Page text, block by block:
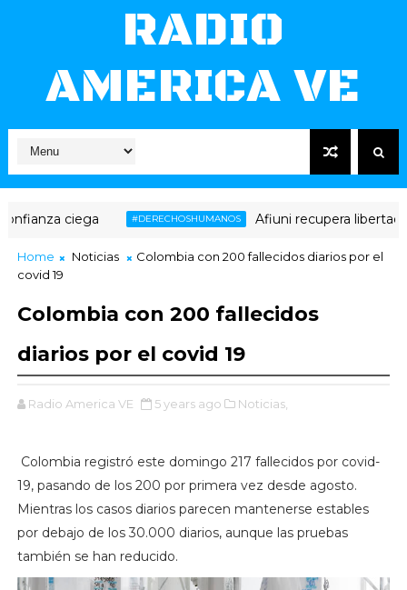
RADIO
AMERICA VE
ciega #DERECHOSHUMANOS Afiuni recupera libertad
Home Noticias
Colombia con 200 fallecidos diarios por el
covid 19
Colombia con 200 fallecidos
diarios por el covid 19
Radio America VE 5 years ago Noticias,
Colombia registró este domingo 217 fallecidos por covid-
19, pasando de los 200 por primera vez desde agosto.
Mientras los casos diarios parecen mantenerse estables
por debajo de los 30.000 diarios, aunque las pruebas
también se han reducido.